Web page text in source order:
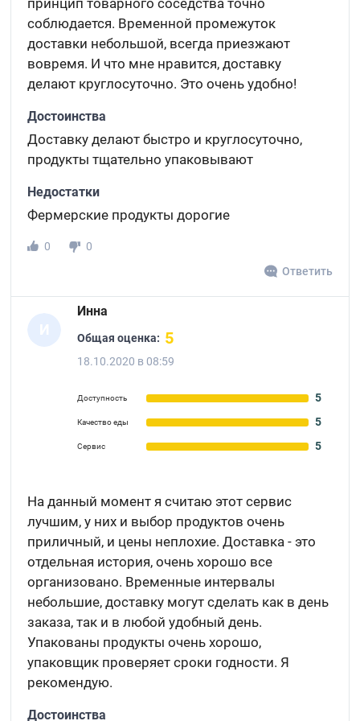
принцип товарного соседства точно
соблюдается. Временной промежуток
доставки небольшой, всегда приезжают
вовремя. И что мне нравится, доставку
делают круглосуточно. Это очень удобно!
Достоинства
Доставку делают быстро и круглосуточно,
продукты тщательно упаковывают
Недостатки
Фермерские продукты дорогие
0
0
Ответить
И
Инна
Общая оценка: 5
18.10.2020 в 08:59
Доступность 5
Качество еды 5
Сервис 5
На данный момент я считаю этот сервис
лучшим, у них и выбор продуктов очень
приличный, и цены неплохие. Доставка - это
отдельная история, очень хорошо все
организовано. Временные интервалы
небольшие, доставку могут сделать как в день
заказа, так и в любой удобный день.
Упакованы продукты очень хорошо,
упаковщик проверяет сроки годности. Я
рекомендую.
Достоинства